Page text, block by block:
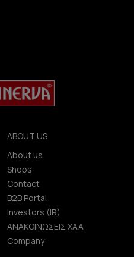
ABOUT US
About us
Shops
Contact
B2B Portal
Investors (IR)
ΑΝΑΚΟΙΝΩΣΕΙΣ ΧΑΑ
Company